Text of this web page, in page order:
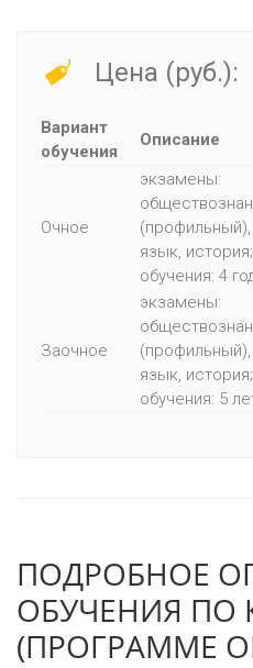
Цена (руб.):
Вариант
обучения
Описание
Очное
экзамены:
язык,
обучения: 4
Заочное
экзамены:
язык,
обучения: 5
ПОДРОБНОЕ
ОБУЧЕНИЯ ПО
(ПРОГРАММЕ